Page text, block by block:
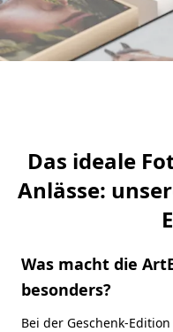
Das ideale
Anlässe:
Was macht die
besonders?
Bei der Geschenk-